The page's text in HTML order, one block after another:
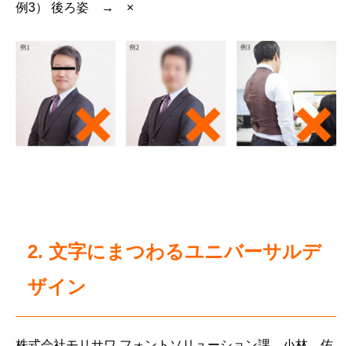
例3） 後ろ姿 → ×
2. 文字にまつわるユニバーサルデ
ザイン